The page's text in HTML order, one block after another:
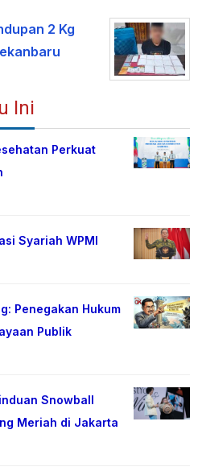
2 Kg
Ini
Perkuat
Syariah WPMI
Penegakan Hukum
Publik
Snowball
Meriah di Jakarta